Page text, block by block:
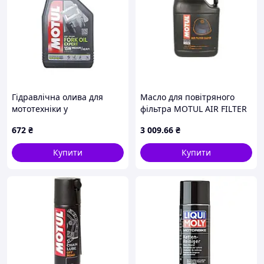
Контурна міцна пластикова ручка робить доступ до
важкодоступних місць дитячою грою.
Ідеально підходить для передсезонного та
післясезонного догляду.
Гідравлічна олива для
мототехніки у
Medium/Heavy 1L Motul
672 ₴
Купити
Масло для повітряного
фільтра MOTUL AIR FILTER
поролонових фільтрів
MOTUL
3 009.66 ₴
Купити